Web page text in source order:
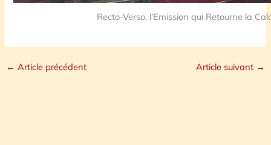
Recto-Verso, l’Emission qui Retourne la
← Article précédent Article suivant →